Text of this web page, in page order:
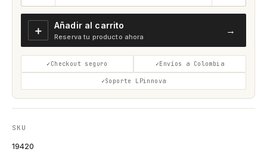
＋ Añadir al carrito
Reserva tu producto ahora
→
Checkout seguro Envíos a Colombia
Soporte LPinnova
SKU
19420